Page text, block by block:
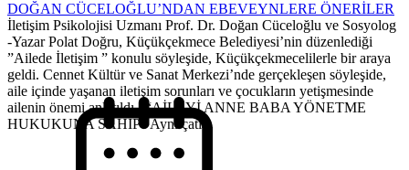
DOĞAN CÜCELOĞLU’NDAN EBEVEYNLERE ÖNERİLER
İletişim Psikolojisi Uzmanı Prof. Dr. Doğan Cüceloğlu ve Sosyolog
-Yazar Polat Doğru, Küçükçekmece Belediyesi’nin düzenlediği
”Ailede İletişim ” konulu söyleşide, Küçükçekmecelilerle bir araya
geldi. Cennet Kültür ve Sanat Merkezi’nde gerçekleşen söyleşide,
aile içinde yaşanan iletişim sorunları ve çocukların yetişmesinde
ailenin önemi anlatıldı. “AİLEYİ ANNE BABA YÖNETME
HUKUKUNA SAHİP” Aynı çatı...